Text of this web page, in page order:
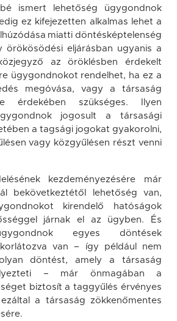
ismert lehetőség ügygondnok
ez kifejezetten alkalmas lehet a
miatti döntésképtelenség
örökösödési eljárásban ugyanis a
az öröklésben érdekelt
ügygondnokot rendelhet, ha ez a
megóvása, vagy a társaság
érdekében szükséges. Ilyen
jogosult a társasági
a tagsági jogokat gyakorolni,
vagy közgyűlésen részt venni
kezdeményezésére már
bekövetkeztétől lehetőség van,
kirendelő hatóságok
járnak el az ügyben. És
egyes döntések
van – így például nem
döntést, amely a társaság
– már önmagában a
biztosít a taggyűlés érvényes
a társaság zökkenőmentes